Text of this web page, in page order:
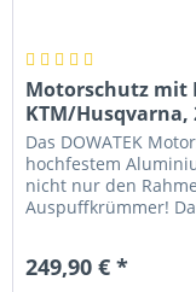
Motorschutz mit
KTM/Husqvarna,
Das DOWATEK
hochfestem
nicht nur den
Auspuffkrümmer!
249,90 € *